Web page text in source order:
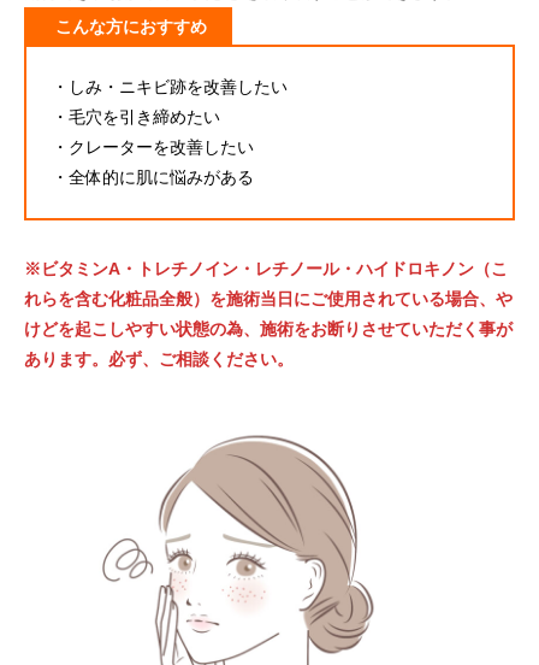
こんな方におすすめ
・しみ・ニキビ跡を改善したい
・毛穴を引き締めたい
・クレーターを改善したい
・全体的に肌に悩みがある
※ビタミンA・トレチノイン・レチノール・ハイドロキノン（こ
れらを含む化粧品全般）を施術当日にご使用されている場合、や
けどを起こしやすい状態の為、 施術をお断りさせていただく事が
あります。必ず、ご相談ください。